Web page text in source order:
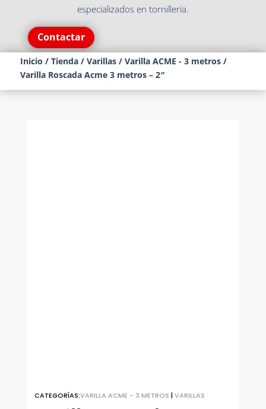
especializados en tornillería.
Contactar
Inicio / Tienda/ Varillas/ Varilla ACME - 3 metros/
Varilla Roscada Acme 3 metros – 2″
CATEGORÍAS:VARILLA ACME - 3 METROS |VARILLAS